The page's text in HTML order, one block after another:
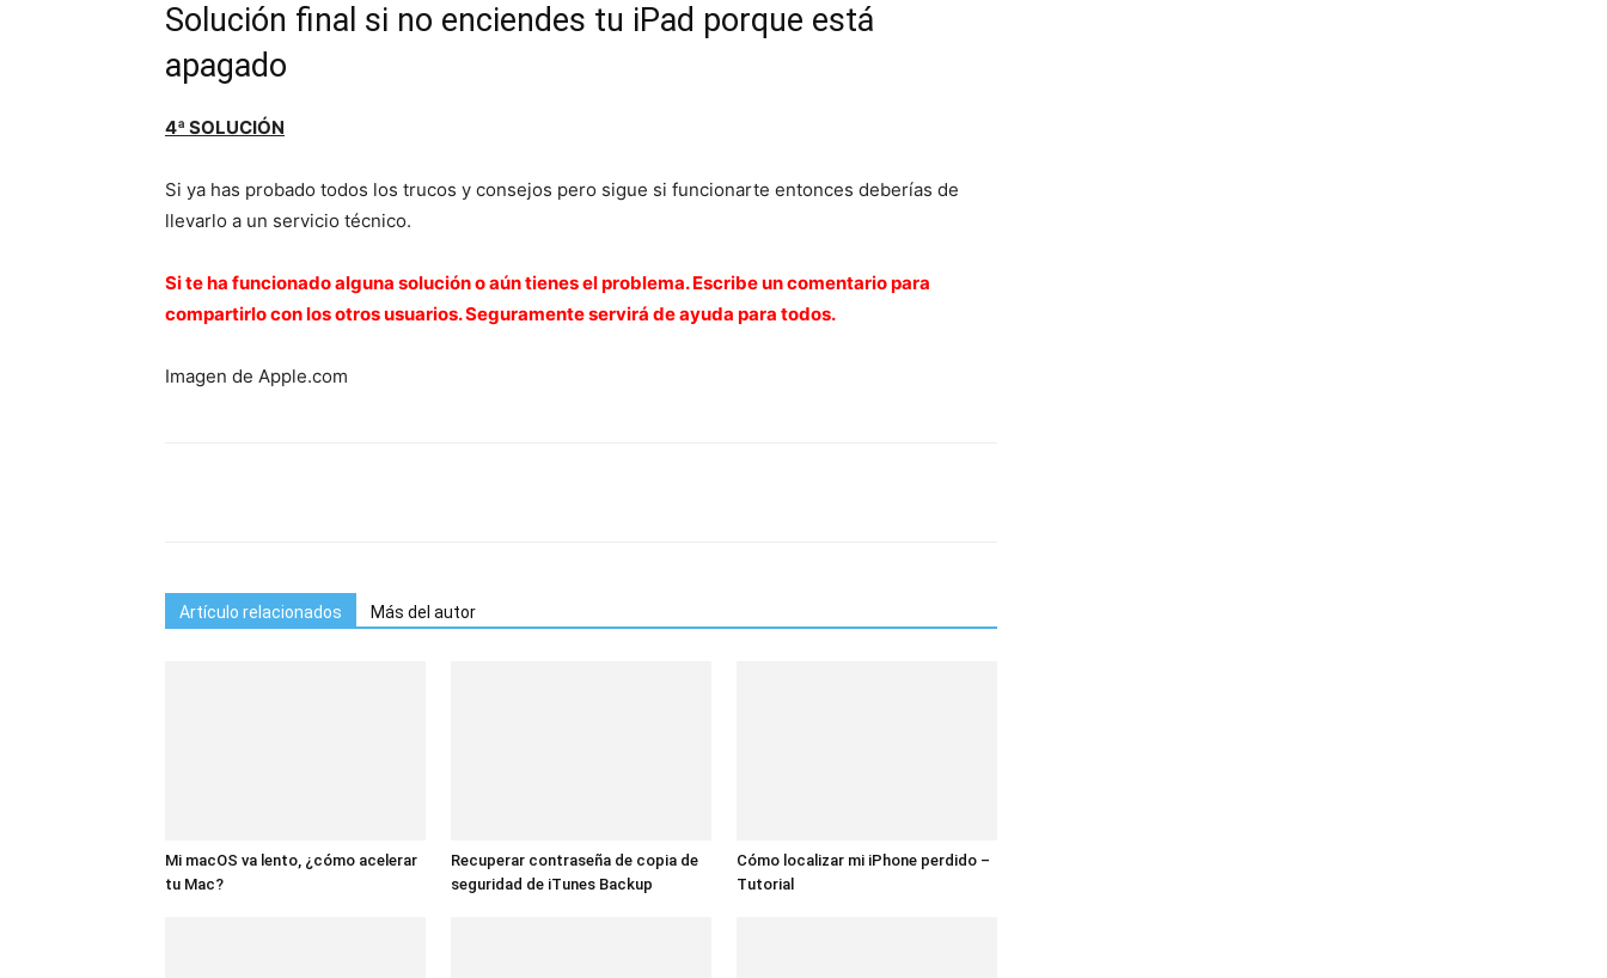
Solución final si no enciendes tu iPad porque está
apagado
4ª SOLUCIÓN
Si ya has probado todos los trucos y consejos pero sigue si funcionarte entonces deberías de
llevarlo a un servicio técnico.
Si te ha funcionado alguna solución o aún tienes el problema. Escribe un comentario para
compartirlo con los otros usuarios. Seguramente servirá de ayuda para todos.
Imagen de Apple.com
Artículo relacionados Más del autor
Mi macOS va lento, ¿cómo acelerar
tu Mac?
Recuperar contraseña de copia de
seguridad de iTunes Backup
Cómo localizar mi iPhone perdido –
Tutorial